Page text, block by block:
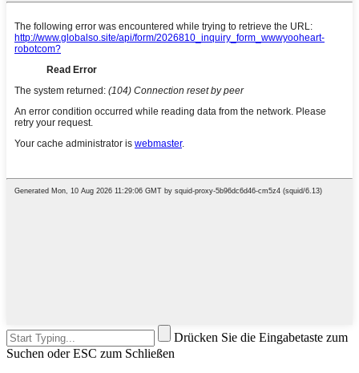
Drücken Sie die Eingabetaste zum
Suchen oder ESC zum Schließen